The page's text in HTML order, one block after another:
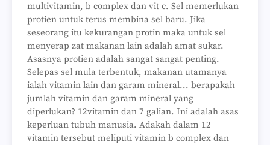
multivitamin, b complex dan vit c. Sel memerlukan
protien untuk terus membina sel baru. Jika
seseorang itu kekurangan protin maka untuk sel
menyerap zat makanan lain adalah amat sukar.
Asasnya protien adalah sangat sangat penting.
Selepas sel mula terbentuk, makanan utamanya
ialah vitamin lain dan garam mineral... berapakah
jumlah vitamin dan garam mineral yang
diperlukan? 12vitamin dan 7 galian. Ini adalah asas
keperluan tubuh manusia. Adakah dalam 12
vitamin tersebut meliputi vitamin b complex dan